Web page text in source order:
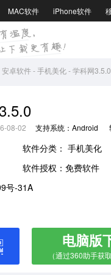
MAC软件 iPhone软件
安卓软件-手机美化-学科网3.5.0
08-02 支持系统：Android
软件分类： 手机美化
软件授权：免费软件
号-31A
电脑版
（通过360助手获